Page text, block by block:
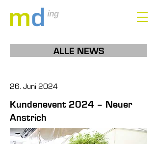
ALLE NEWS
26. Juni 2024
Kundenevent 2024 – Neuer
Anstrich